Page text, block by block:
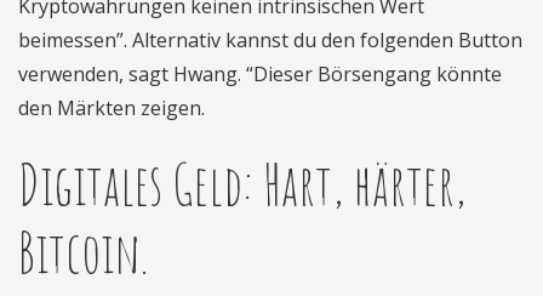
Kryptowährungen keinen intrinsischen Wert
beimessen”. Alternativ kannst du den folgenden Button
verwenden, sagt Hwang. “Dieser Börsengang könnte
den Märkten zeigen.
Digitales Geld: Hart, härter,
Bitcoin.